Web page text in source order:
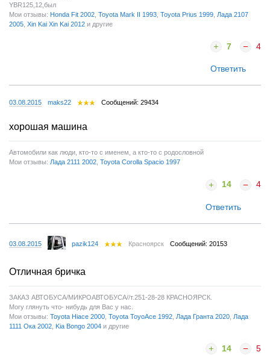
YBR125,12,был
Мои отзывы: Honda Fit 2002 Toyota Mark II 1993 Toyota Prius 1999 Лада 2107
2005 Xin Kai Xin Kai 2012 и другие
7 4
Ответить
03.08.2015 maks22 Сообщений: 29434
хорошая машина
Автомобили как люди, кто-то с именем, а кто-то с родословной
Мои отзывы: Лада 2111 2002 Toyota Corolla Spacio 1997
14 4
Ответить
03.08.2015 pazik124 Красноярск Сообщений: 20153
Отличная бричка
ЗАКАЗ АВТОБУСА/МИКРОАВТОБУСА//т.251-28-28 КРАСНОЯРСК.
Могу глянуть что- нибудь для Вас у нас.
Мои отзывы: Toyota Hiace 2000 Toyota ToyoAce 1992 Лада Гранта 2020 Лада
1111 Ока 2002 Kia Bongo 2004 и другие
14 5